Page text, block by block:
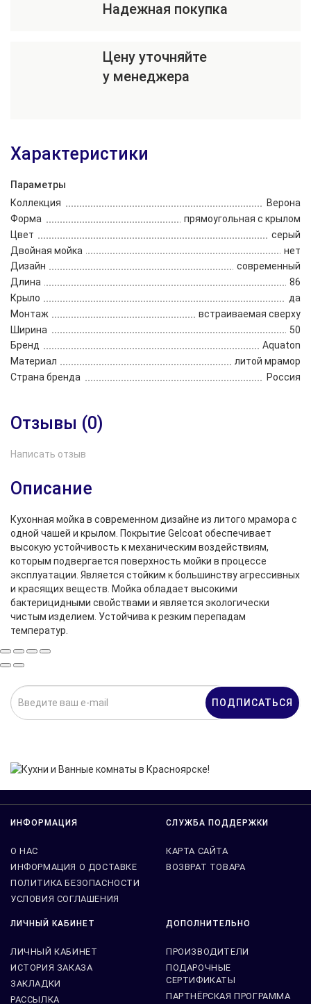
Надежная покупка
Цену уточняйте
у менеджера
Характеристики
Параметры
Коллекция
Верона
Форма
прямоугольная с крылом
Цвет
серый
Двойная мойка
нет
Дизайн
современный
Длина
86
Крыло
да
Монтаж
встраиваемая сверху
Ширина
50
Бренд
Aquaton
Материал
литой мрамор
Страна бренда
Россия
Отзывы (0)
Написать отзыв
Описание
Кухонная мойка в современном дизайне из литого мрамора с
одной чашей и крылом. Покрытие Gelcoat обеспечивает
высокую устойчивость к механическим воздействиям,
которым подвергается поверхность мойки в процессе
эксплуатации. Является стойким к большинству агрессивных
и красящих веществ. Мойка обладает высокими
бактерицидными свойствами и является экологически
чистым изделием. Устойчива к резким перепадам
температур.
ПОДПИСАТЬСЯ
ИНФОРМАЦИЯ
О НАС
ИНФОРМАЦИЯ О ДОСТАВКЕ
ПОЛИТИКА БЕЗОПАСНОСТИ
УСЛОВИЯ СОГЛАШЕНИЯ
СЛУЖБА ПОДДЕРЖКИ
КАРТА САЙТА
ВОЗВРАТ ТОВАРА
ЛИЧНЫЙ КАБИНЕТ
ЛИЧНЫЙ КАБИНЕТ
ИСТОРИЯ ЗАКАЗА
ЗАКЛАДКИ
РАССЫЛКА
ДОПОЛНИТЕЛЬНО
ПРОИЗВОДИТЕЛИ
ПОДАРОЧНЫЕ
СЕРТИФИКАТЫ
ПАРТНЁРСКАЯ ПРОГРАММА